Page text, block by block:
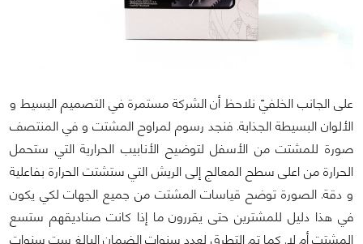
على الجانب الخلفيّ نلاحظ أن الشركة مستمرة في التصميم البسيط و
الألوان البسيطة الجذابة. فنجد رسوم لمراوح المشتت و في المنتصف
صورة للمشتت من الأسفل لتوضيح الأنابيب الحرارية التي ستحمل
الحرارة من اعلى سطح المعالج إلى الريش التي ستشتت الحرارة بفاعلية
و دقة. الصورة توضح قياسات المشتت من جميع الجهات لكي يكون
في هذا دليل للمشترين حتى يقررون ما إذا كانت صناديقهم ستسع
المشتت أم لا. كما تم التطرق لعدد سنوات الضمان البالغ ست سنوات